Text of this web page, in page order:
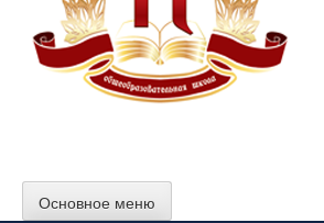
Основное меню